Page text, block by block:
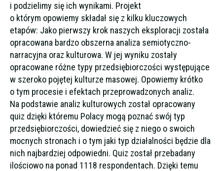
i podzielimy się ich wynikami. Projekt
o którym opowiemy składał się z kilku kluczowych
etapów: Jako pierwszy krok naszych eksploracji została
opracowana bardzo obszerna analiza semiotyczno-
narracyjna oraz kulturowa. W jej wyniku zostały
opracowane różne typy przedsiębiorczości występujące
w szeroko pojętej kulturze masowej. Opowiemy krótko
o tym procesie i efektach przeprowadzonych analiz.
Na podstawie analiz kulturowych został opracowany
quiz dzięki któremu Polacy mogą poznać swój typ
przedsiębiorczości, dowiedzieć się z niego o swoich
mocnych stronach i o tym jaki typ działalności będzie dla
nich najbardziej odpowiedni. Quiz został przebadany
ilościowo na ponad 1118 respondentach. Dzięki temu